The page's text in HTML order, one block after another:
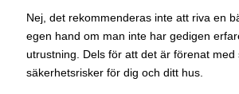
Nej, det rekommenderas inte att riva en
egen hand om man inte har gedigen
utrustning. Dels för att det är förenat med
säkerhetsrisker för dig och ditt hus.